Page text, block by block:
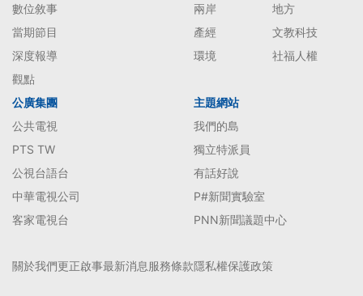
數位敘事
當期節目
深度報導
觀點
兩岸
地方
產經
文教科技
環境
社福人權
公廣集團
公共電視
PTS TW
公視台語台
中華電視公司
客家電視台
主題網站
我們的島
獨立特派員
有話好說
P#新聞實驗室
PNN新聞議題中心
關於我們更正啟事最新消息服務條款隱私權保護政策